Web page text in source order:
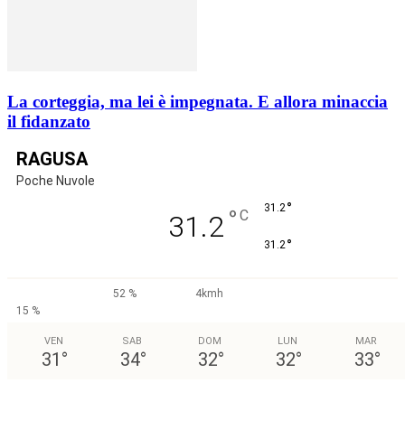
La corteggia, ma lei è impegnata. E allora minaccia
il fidanzato
RAGUSA
Poche Nuvole
31.2 ° C 31.2°
31.2°
52 %
4kmh
15 %
VEN
31 °
SAB
34°
DOM
32°
LUN
32°
MAR
33°